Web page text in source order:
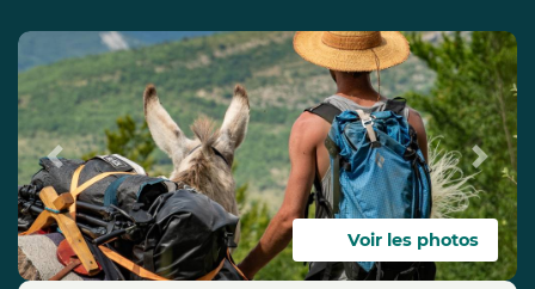
Voir les photos
Previous Next